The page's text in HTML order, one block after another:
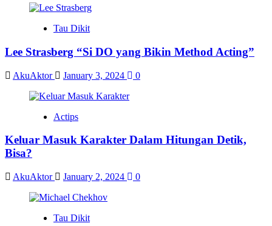
Tau Dikit
Lee Strasberg “Si DO yang Bikin Method Acting”
AkuAktor January 3, 2024 0
Actips
Keluar Masuk Karakter Dalam Hitungan Detik,
Bisa?
AkuAktor January 2, 2024 0
Tau Dikit